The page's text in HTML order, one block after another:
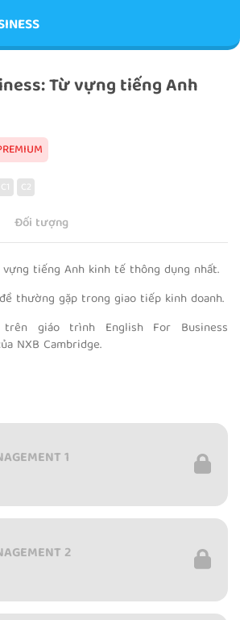
Từ vựng tiếng Anh
C1 C2
Đối tượng
tiếng Anh kinh tế thông dụng nhất.
thường gặp trong giao tiếp kinh doanh.
giáo trình English For Business
NXB Cambridge.
1
2